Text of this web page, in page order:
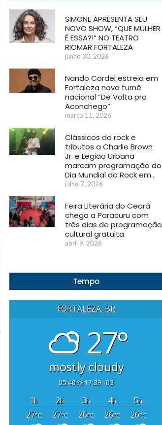
SIMONE APRESENTA SEU
NOVO SHOW, “QUE MULHER
É ESSA?!” NO TEATRO
RIOMAR FORTALEZA
junho 30, 2026
Nando Cordel estreia em
Fortaleza nova turnê
nacional “De Volta pro
Aconchego”
março 11, 2026
Clássicos do rock e
tributos a Charlie Brown
Jr. e Legião Urbana
marcam programação do
Dia Mundial do Rock em…
julho 7, 2026
Feira Literária do Ceará
chega a Paracuru com
três dias de programação
cultural gratuita
abril 9, 2026
Tempo
FORTALEZA, BR
27°
mostly cloudy
05:40 17:39 -03
1h 2h 3h 4h 5h
27°C 27°C 26°C 26°C 26°C